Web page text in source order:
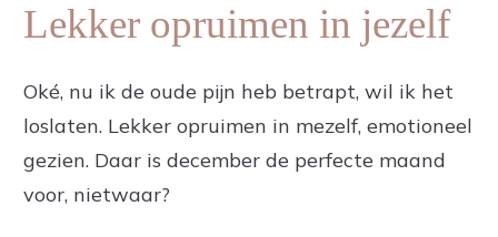
Lekker opruimen in jezelf
Oké, nu ik de oude pijn heb betrapt, wil ik het
loslaten. Lekker opruimen in mezelf, emotioneel
gezien. Daar is december de perfecte maand
voor, nietwaar?